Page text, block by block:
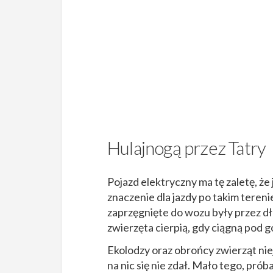
Hulajnogą przez Tatry
Pojazd elektryczny ma tę zaletę,
znaczenie dla jazdy po takim
zaprzęgnięte do wozu były przez
zwierzęta cierpią, gdy ciągną pod
Ekolodzy oraz obrońcy zwierząt
na nic się nie zdał. Mało tego,